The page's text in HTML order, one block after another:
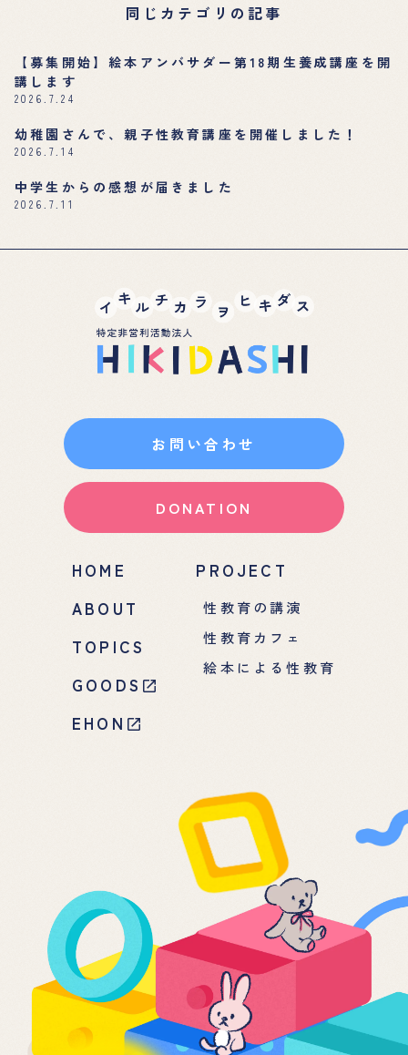
同じカテゴリの記事
【募集開始】絵本アンバサダー第18期生養成講座を開
講します
2026.7.24
幼稚園さんで、親子性教育講座を開催しました！
2026.7.14
中学生からの感想が届きました
2026.7.11
お問い合わせ
DONATION
HOME
ABOUT
TOPICS
GOODS
EHON
PROJECT
性教育の講演
性教育カフェ
絵本による性教育